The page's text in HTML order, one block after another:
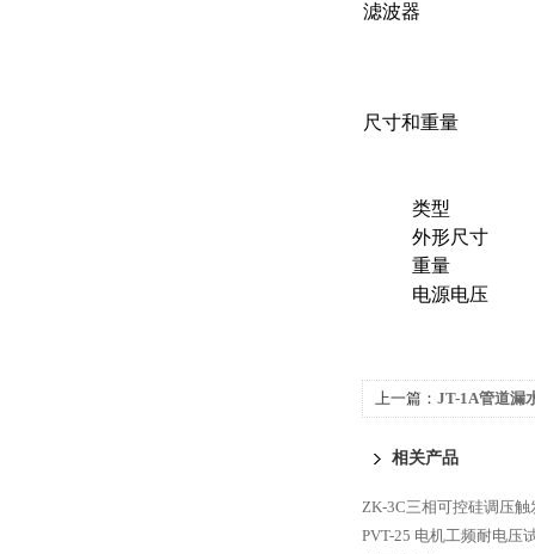
滤波器
尺寸和重量
类型
外形尺寸
重量
电源电压
上一篇： JT-1A管道漏
相关产品
ZK-3C三相可控硅调压触
PVT-25 电机工频耐电压